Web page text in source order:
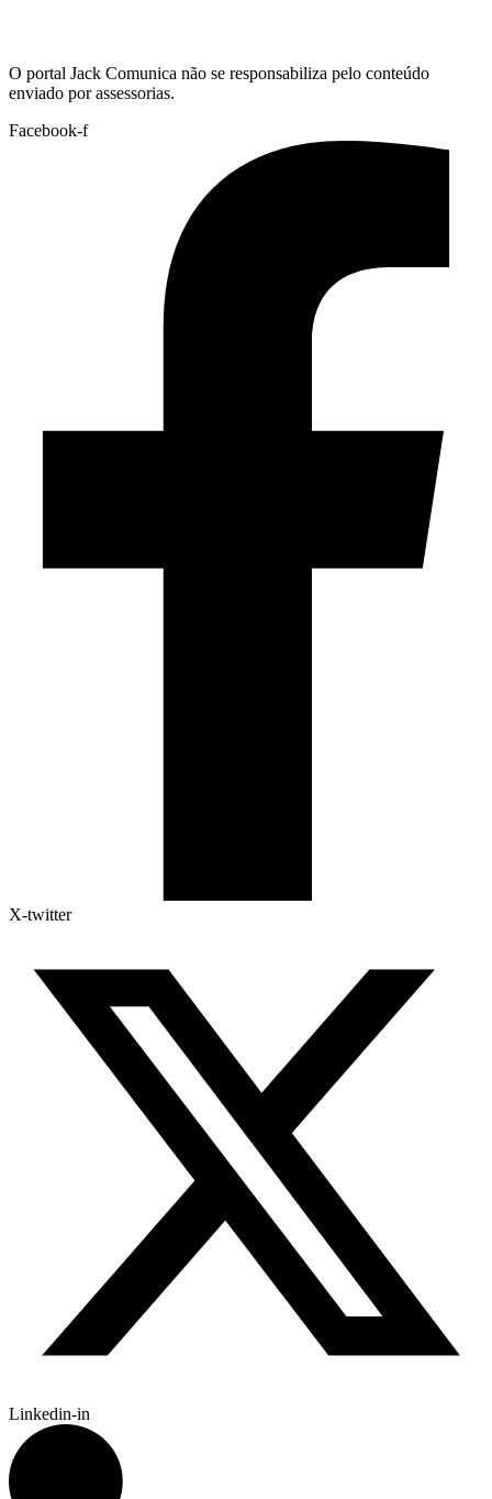
O portal Jack Comunica não se responsabiliza pelo conteúdo
enviado por assessorias.
Facebook-f
X-twitter
Linkedin-in